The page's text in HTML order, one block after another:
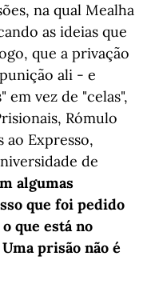
na qual Mealha
as ideias que
que a privação
ali - e
vez de "celas",
Rómulo
ao Expresso,
de
algumas
que foi pedido
que está no
prisão não é